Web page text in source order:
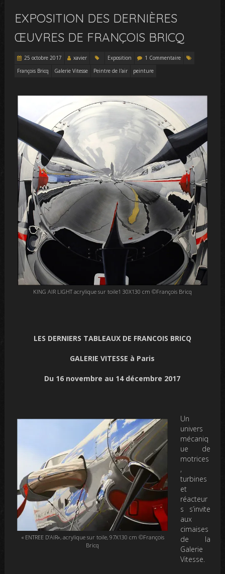
EXPOSITION DES DERNIÈRES
ŒUVRES DE FRANÇOIS BRICQ
25 octobre 2017 xavier Exposition
1 Commentaire
François Bricq
Galerie Vitesse Peintre de l'air peinture
KING AIR LIGHT acrylique sur toile1 30X130 cm ©François Bricq
LES DERNIERS TABLEAUX DE FRANCOIS BRICQ
GALERIE VITESSE à Paris
Du 16 novembre au 14 décembre 2017
« ENTREE D’AIR», acrylique sur toile, 97X130 cm ©François
Bricq
Un
univers
mécaniq
ue de
motrices
,
turbines
et
réacteur
s s’invite
aux
cimaises
de la
Galerie
Vitesse.